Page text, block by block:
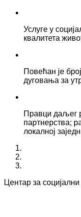
Услуге у
квалитета
Повећан је
дуговања за
Правци даљег
партнерства;
локалној
Центар за